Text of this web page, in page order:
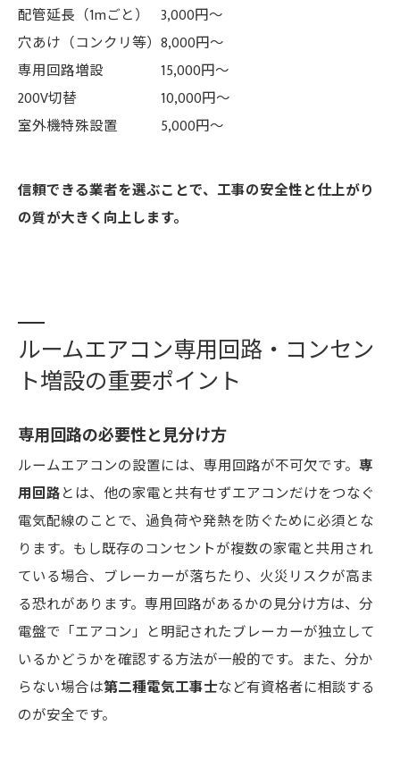
配管延長（1mごと）
3,000円〜
穴あけ（コンクリ等） 8,000円〜
専用回路増設
15,000円〜
200V切替
10,000円〜
室外機特殊設置
5,000円〜
信頼できる業者を選ぶことで、工事の安全性と仕上がり
の質が大きく向上します。
ルームエアコン専用回路・コンセン
ト増設の重要ポイント
専用回路の必要性と見分け方
ルームエアコンの設置には、専用回路が不可欠です。 専
用回路とは、他の家電と共有せずエアコンだけをつなぐ
電気配線のことで、過負荷や発熱を防ぐために必須とな
ります。もし既存のコンセントが複数の家電と共用され
ている場合、ブレーカーが落ちたり、火災リスクが高ま
る恐れがあります。専用回路があるかの見分け方は、分
電盤で「エアコン」と明記されたブレーカーが独立して
いるかどうかを確認する方法が一般的です。また、分か
らない場合は第二種電気工事士など有資格者に相談する
のが安全です。